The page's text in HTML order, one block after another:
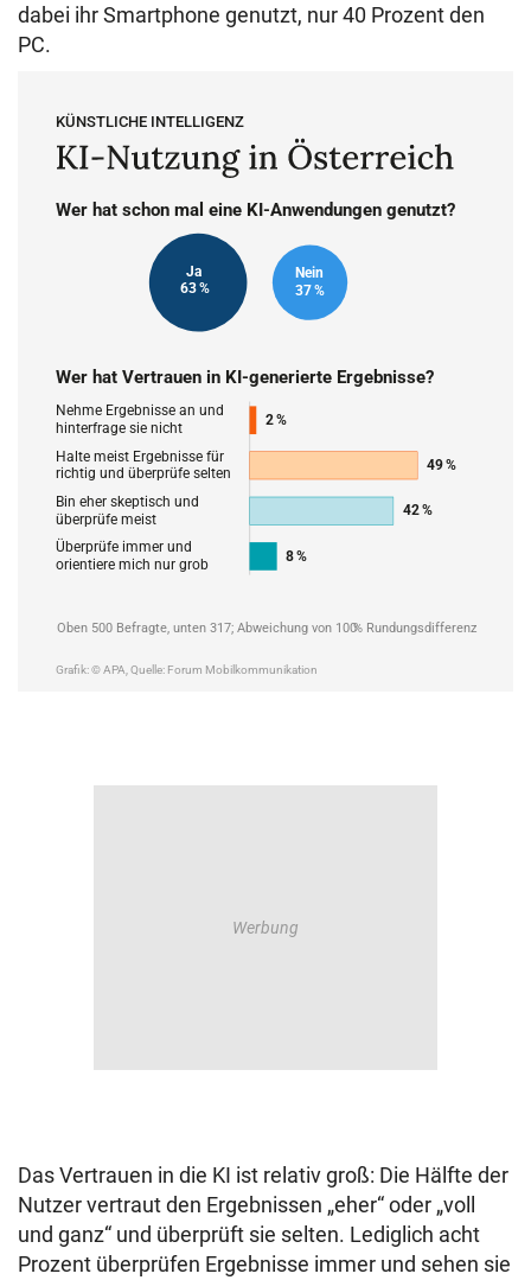
dabei ihr Smartphone genutzt, nur 40 Prozent den
PC.
Das Vertrauen in die KI ist relativ groß: Die Hälfte der
Nutzer vertraut den Ergebnissen „eher“ oder „voll
und ganz“ und überprüft sie selten. Lediglich acht
Prozent überprüfen Ergebnisse immer und sehen sie